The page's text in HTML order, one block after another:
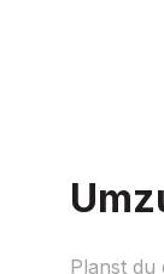
Planst du